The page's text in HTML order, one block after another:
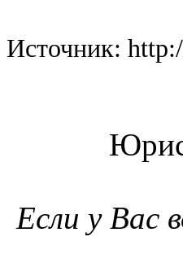
Источник:
Если у Вас